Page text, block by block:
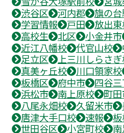
渋谷区
河内郡 旗の
学習情報
戸田 放出
高校生
北区 小金井市
近江八幡校
代官山校
足立区
上三川しらさ
真美ヶ丘校
川口領家校
板橋区
府中市 四谷
浜松市
南上原校 町
八尾永畑校
久留米市
唐津大手口校
速報
世田谷区
小宮町校